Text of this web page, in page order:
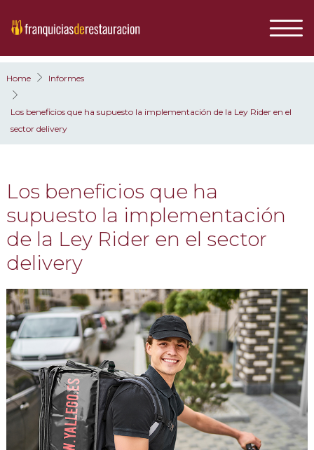
Home Informes
Los beneficios que ha supuesto la implementación de la Ley Rider en el
sector delivery
Los beneficios que ha
supuesto la implementación
de la Ley Rider en el sector
delivery